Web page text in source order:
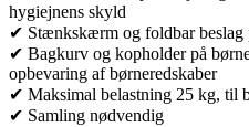
hygiejnens skyld
✔ Stænkskærm og foldbar beslag
✔ Bagkurv og kopholder på
opbevaring af børneredskaber
✔ Maksimal belastning 25 kg, til
✔ Samling nødvendig